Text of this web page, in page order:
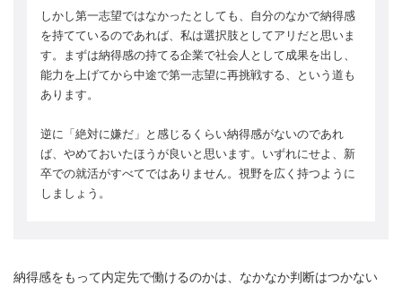
しかし第一志望ではなかったとしても、自分のなかで納得感
を持てているのであれば、私は選択肢としてアリだと思いま
す。まずは納得感の持てる企業で社会人として成果を出し、
能力を上げてから中途で第一志望に再挑戦する、という道も
あります。
逆に「絶対に嫌だ」と感じるくらい納得感がないのであれ
ば、やめておいたほうが良いと思います。いずれにせよ、新
卒での就活がすべてではありません。視野を広く持つように
しましょう。
納得感をもって内定先で働けるのかは、なかなか判断はつかない